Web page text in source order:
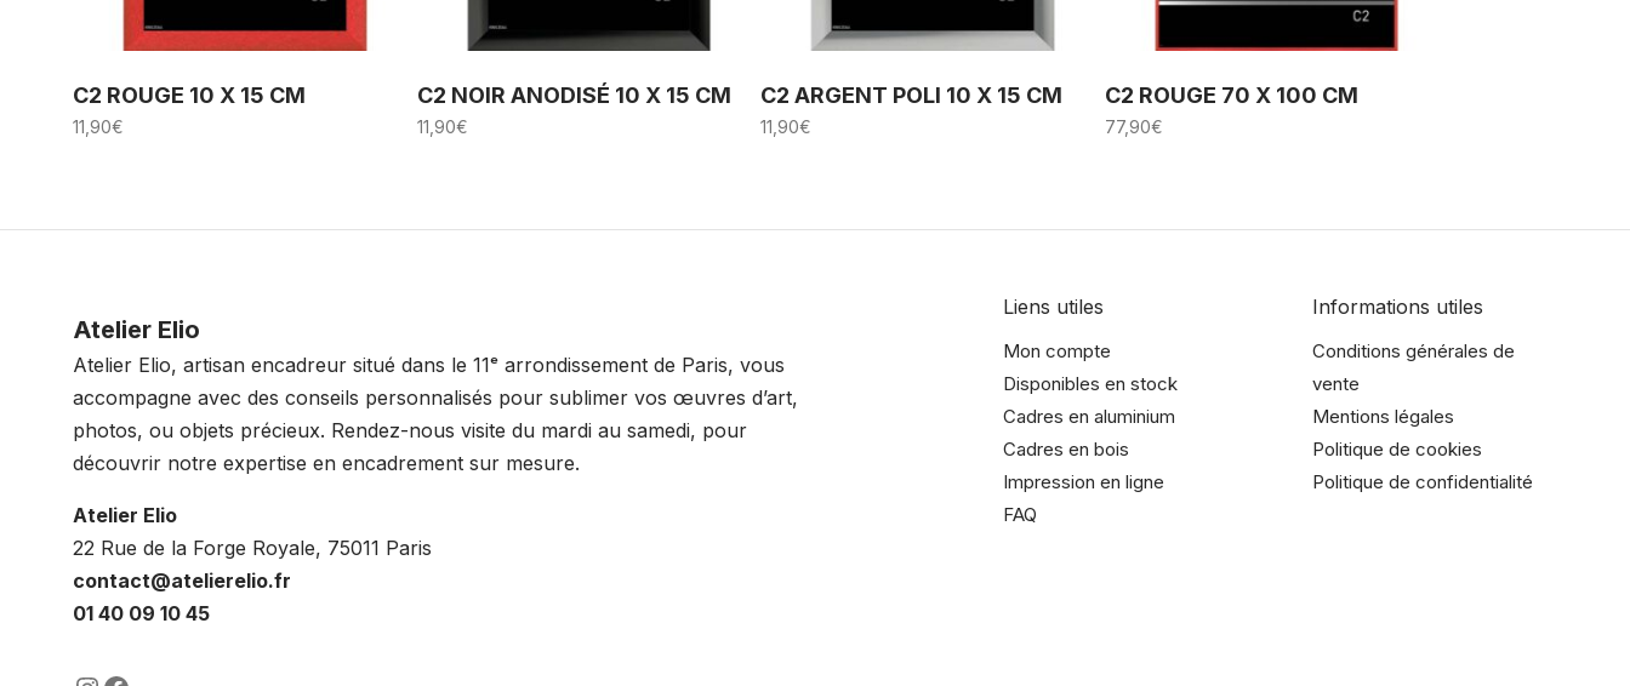
C2 ROUGE 10 X 15 CM
11,90€
C2 NOIR ANODISÉ 10 X 15 CM
11,90€
C2 ARGENT POLI 10 X 15 CM
11,90€
C2 ROUGE 70 X 100 CM
77,90€
Atelier Elio
Atelier Elio, artisan encadreur situé dans le 11ᵉ arrondissement de Paris, vous
accompagne avec des conseils personnalisés pour sublimer vos œuvres d’art,
photos, ou objets précieux. Rendez-nous visite du mardi au samedi, pour
découvrir notre expertise en encadrement sur mesure.
Atelier Elio
22 Rue de la Forge Royale, 75011 Paris
contact@atelierelio.fr
01 40 09 10 45
Liens utiles
Mon compte
Disponibles en stock
Cadres en aluminium
Cadres en bois
Impression en ligne
FAQ
Informations utiles
Conditions générales de
vente
Mentions légales
Politique de cookies
Politique de confidentialité